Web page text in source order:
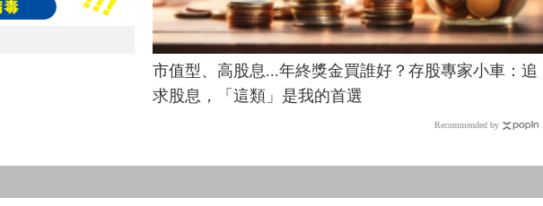
市值型、高股息...年終獎金買誰好？存股專家小車：追
求股息，「這類」是我的首選
Recommended by